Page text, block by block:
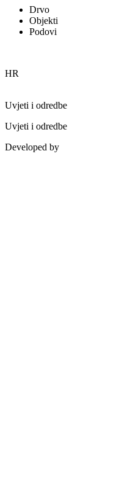
Drvo
Objekti
Podovi
HR
Uvjeti i odredbe
Uvjeti i odredbe
Developed by